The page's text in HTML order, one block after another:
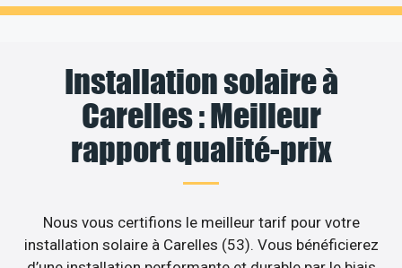
Installation solaire à
Carelles : Meilleur
rapport qualité-prix
Nous vous certifions le meilleur tarif pour votre
installation solaire à Carelles (53). Vous bénéficierez